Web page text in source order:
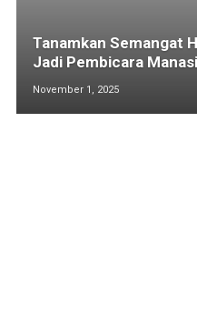
Tanamkan Semangat
Jadi Pembicara
November 1, 2025